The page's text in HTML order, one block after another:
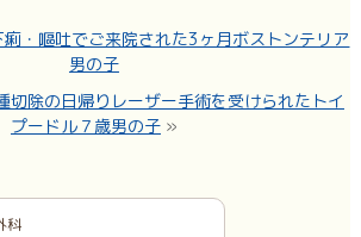
・嘔吐でご来院された3ヶ月ボストンテリア
男の子
切除の日帰りレーザー手術を受けられたトイ
プードル７歳男の子»
科